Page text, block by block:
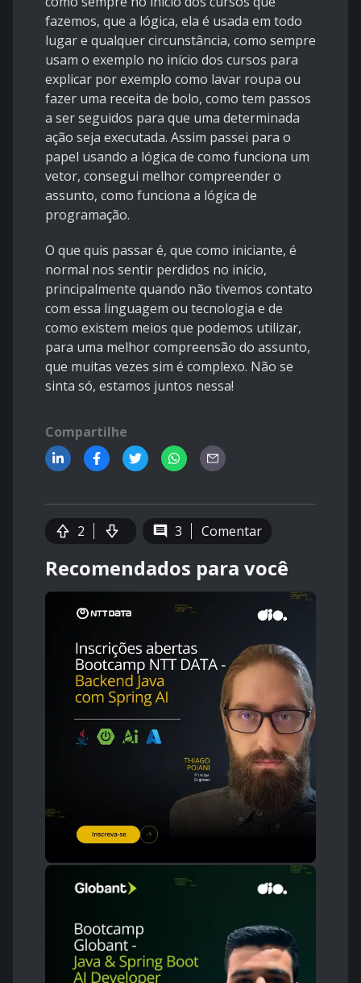
fazemos, que a lógica, ela é usada em todo
lugar e qualquer circunstância, como sempre
usam o exemplo no início dos cursos para
explicar por exemplo como lavar roupa ou
fazer uma receita de bolo, como tem passos
a ser seguidos para que uma determinada
ação seja executada. Assim passei para o
papel usando a lógica de como funciona um
vetor, consegui melhor compreender o
assunto, como funciona a lógica de
programação.
O que quis passar é, que como iniciante, é
normal nos sentir perdidos no início,
principalmente quando não tivemos contato
com essa linguagem ou tecnologia e de
como existem meios que podemos utilizar,
para uma melhor compreensão do assunto,
que muitas vezes sim é complexo. Não se
sinta só, estamos juntos nessa!
Compartilhe
2 3 Comentar
Recomendados para você